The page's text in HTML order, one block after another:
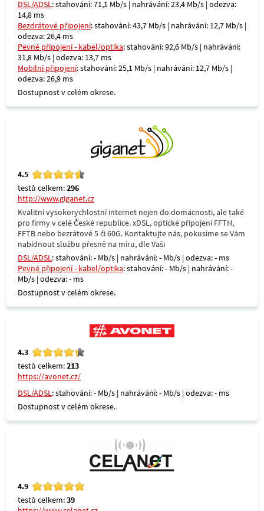
DSL/ADSL: stahování: 71,1 Mb/s | nahrávání: 23,4 Mb/s | odezva:
14,8 ms
Bezdrátové připojení: stahování: 43,7 Mb/s | nahrávání: 12,7 Mb/s |
odezva: 26,4 ms
Pevné připojení - kabel/optika: stahování: 92,6 Mb/s | nahrávání:
31,8 Mb/s | odezva: 13,7 ms
Mobilní připojení: stahování: 25,1 Mb/s | nahrávání: 12,7 Mb/s |
odezva: 26,9 ms
Dostupnost v celém okrese.
4.5
testů celkem:296
http://www.giganet.cz
Kvalitní vysokorychlostní internet nejen do domácnosti, ale také
pro firmy v celé České republice. xDSL, optické připojení FFTH,
FFTB nebo bezrátové 5 či 60G. Kontaktujte nás, pokusíme se Vám
nabídnout službu přesně na míru, dle Vaši
DSL/ADSL: stahování: - Mb/s | nahrávání: - Mb/s | odezva: - ms
Pevné připojení - kabel/optika: stahování: - Mb/s | nahrávání: -
Mb/s | odezva: - ms
Dostupnost v celém okrese.
4.3
testů celkem:213
https://avonet.cz/
DSL/ADSL: stahování: - Mb/s | nahrávání: - Mb/s | odezva: - ms
Dostupnost v celém okrese.
4.9
testů celkem:39